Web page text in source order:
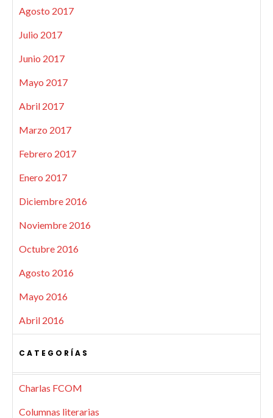
Agosto 2017
Julio 2017
Junio 2017
Mayo 2017
Abril 2017
Marzo 2017
Febrero 2017
Enero 2017
Diciembre 2016
Noviembre 2016
Octubre 2016
Agosto 2016
Mayo 2016
Abril 2016
CATEGORÍAS
Charlas FCOM
Columnas literarias